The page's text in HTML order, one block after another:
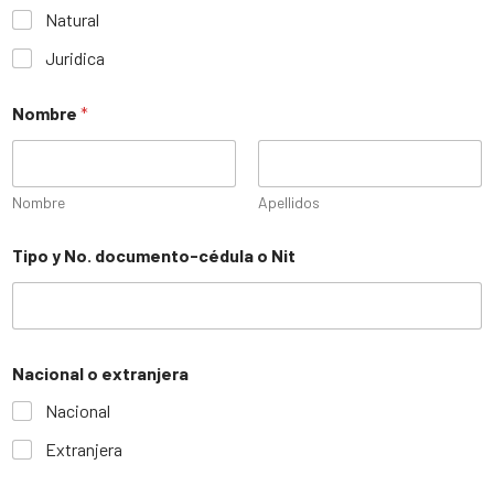
Natural
Juridica
Nombre *
Nombre Apellidos
Tipo y No. documento-cédula o Nit
Nacional o extranjera
Nacional
Extranjera